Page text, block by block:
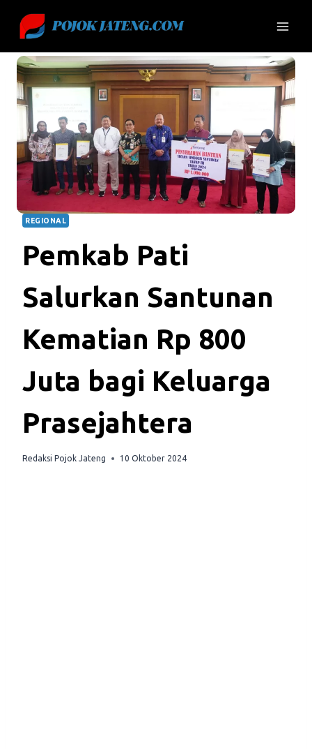
content
REGIONAL
Pemkab Pati
Salurkan Santunan
Kematian Rp 800
Juta bagi Keluarga
Prasejahtera
Redaksi Pojok Jateng 10 Oktober 2024